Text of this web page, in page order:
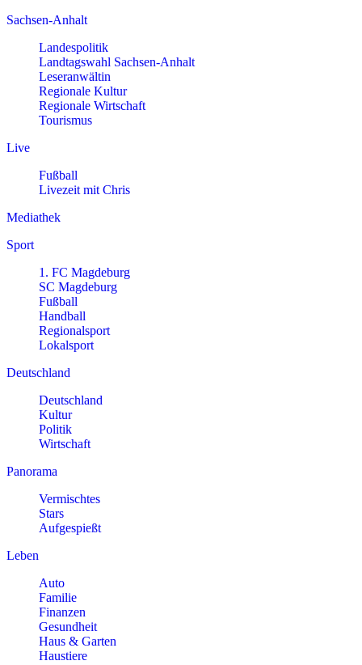
Sachsen-Anhalt
Landespolitik
Landtagswahl Sachsen-Anhalt
Leseranwältin
Regionale Kultur
Regionale Wirtschaft
Tourismus
Live
Fußball
Livezeit mit Chris
Mediathek
Sport
1. FC Magdeburg
SC Magdeburg
Fußball
Handball
Regionalsport
Lokalsport
Deutschland
Deutschland
Kultur
Politik
Wirtschaft
Panorama
Vermischtes
Stars
Aufgespießt
Leben
Auto
Familie
Finanzen
Gesundheit
Haus & Garten
Haustiere